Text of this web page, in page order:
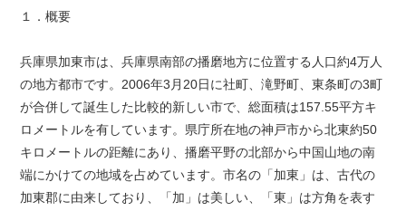
１．概要
兵庫県加東市は、兵庫県南部の播磨地方に位置する人口約4万人
の地方都市です。2006年3月20日に社町、滝野町、東条町の3町
が合併して誕生した比較的新しい市で、総面積は157.55平方キ
ロメートルを有しています。県庁所在地の神戸市から北東約50
キロメートルの距離にあり、播磨平野の北部から中国山地の南
端にかけての地域を占めています。市名の「加東」は、古代の
加東郡に由来しており、「加」は美しい、「東」は方角を表す